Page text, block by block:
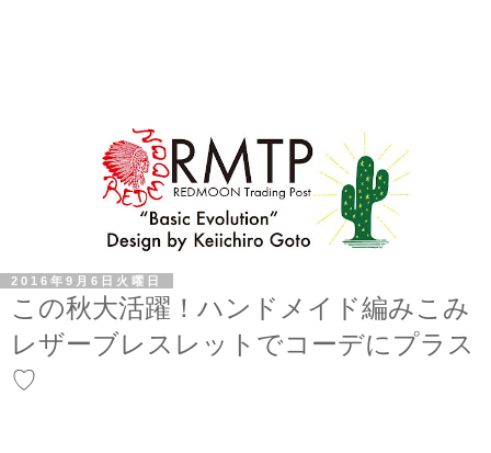
2016年9月6日火曜日
この秋大活躍！ハンドメイド編みこみ
レザーブレスレットでコーデにプラス
♡